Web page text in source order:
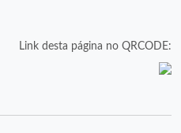
Link desta página no QRCODE: